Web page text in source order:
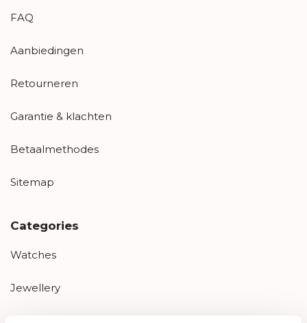
FAQ
Aanbiedingen
Retourneren
Garantie & klachten
Betaalmethodes
Sitemap
Categories
Watches
Jewellery